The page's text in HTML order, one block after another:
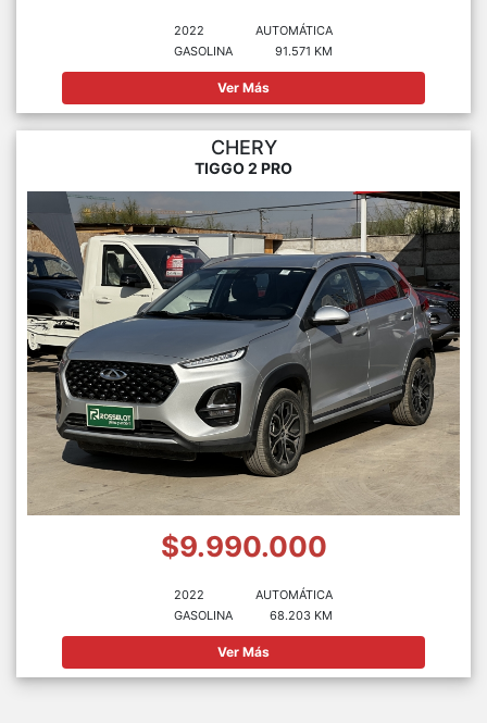
2022
GASOLINA
AUTOMÁTICA
91.571 KM
Ver Más
CHERY
TIGGO 2 PRO
$9.990.000
2022
GASOLINA
AUTOMÁTICA
68.203 KM
Ver Más